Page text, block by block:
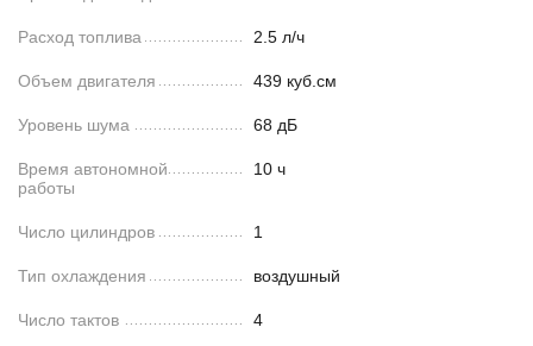
Расход топлива 2.5 л/ч
Объем двигателя 439 куб.см
Уровень шума 68 дБ
Время автономной
работы
10 ч
Число цилиндров 1
Тип охлаждения воздушный
Число тактов 4